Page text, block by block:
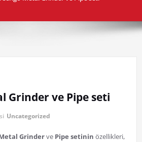
Grinder ve Pipe seti
Uncategorized
Grinderve Pipe setinin özellikleri,